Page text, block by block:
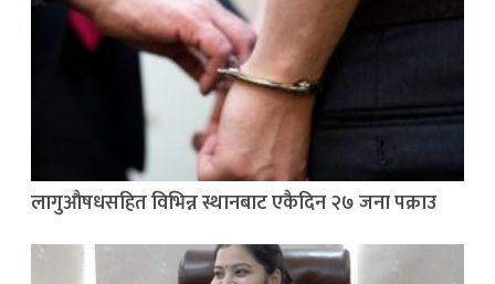
लागुऔषधसहित विभिन्न स्थानबाट एकैदिन २७ जना पक्राउ